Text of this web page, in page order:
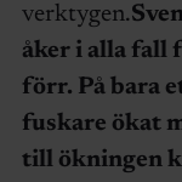
verktygen.
åker i alla fall
förr. På bara
fuskare ökat
till ökningen